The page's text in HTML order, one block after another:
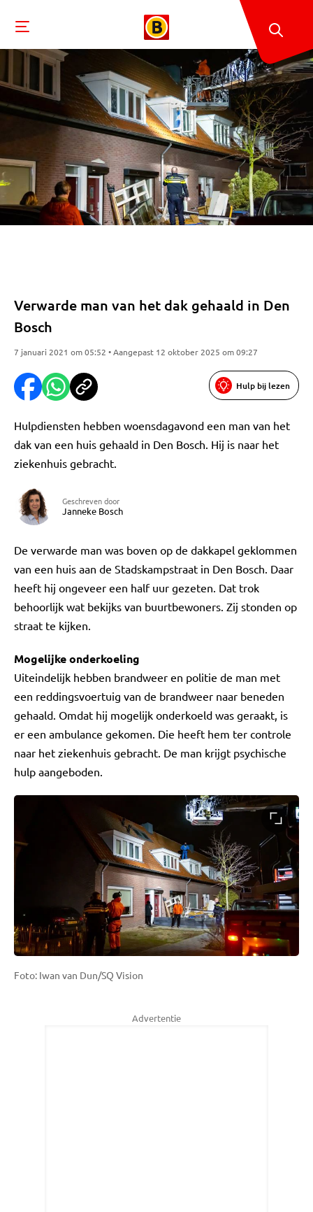
Verwarde man van het dak gehaald in Den
Bosch
7 januari 2021 om 05:52 • Aangepast 12 oktober 2025 om 09:27
Hulp bij lezen
Hulpdiensten hebben woensdagavond een man van het
dak van een huis gehaald in Den Bosch. Hij is naar het
ziekenhuis gebracht.
Geschreven door
Janneke Bosch
De verwarde man was boven op de dakkapel geklommen
van een huis aan de Stadskampstraat in Den Bosch. Daar
heeft hij ongeveer een half uur gezeten. Dat trok
behoorlijk wat bekijks van buurtbewoners. Zij stonden op
straat te kijken.
Mogelijke onderkoeling
Uiteindelijk hebben brandweer en politie de man met
een reddingsvoertuig van de brandweer naar beneden
gehaald. Omdat hij mogelijk onderkoeld was geraakt, is
er een ambulance gekomen. Die heeft hem ter controle
naar het ziekenhuis gebracht. De man krijgt psychische
hulp aangeboden.
Foto: Iwan van Dun/SQ Vision
Advertentie